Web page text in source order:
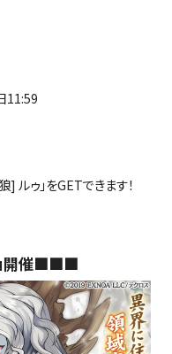
11:59
ルゥ」をGETできます！
開催■■■